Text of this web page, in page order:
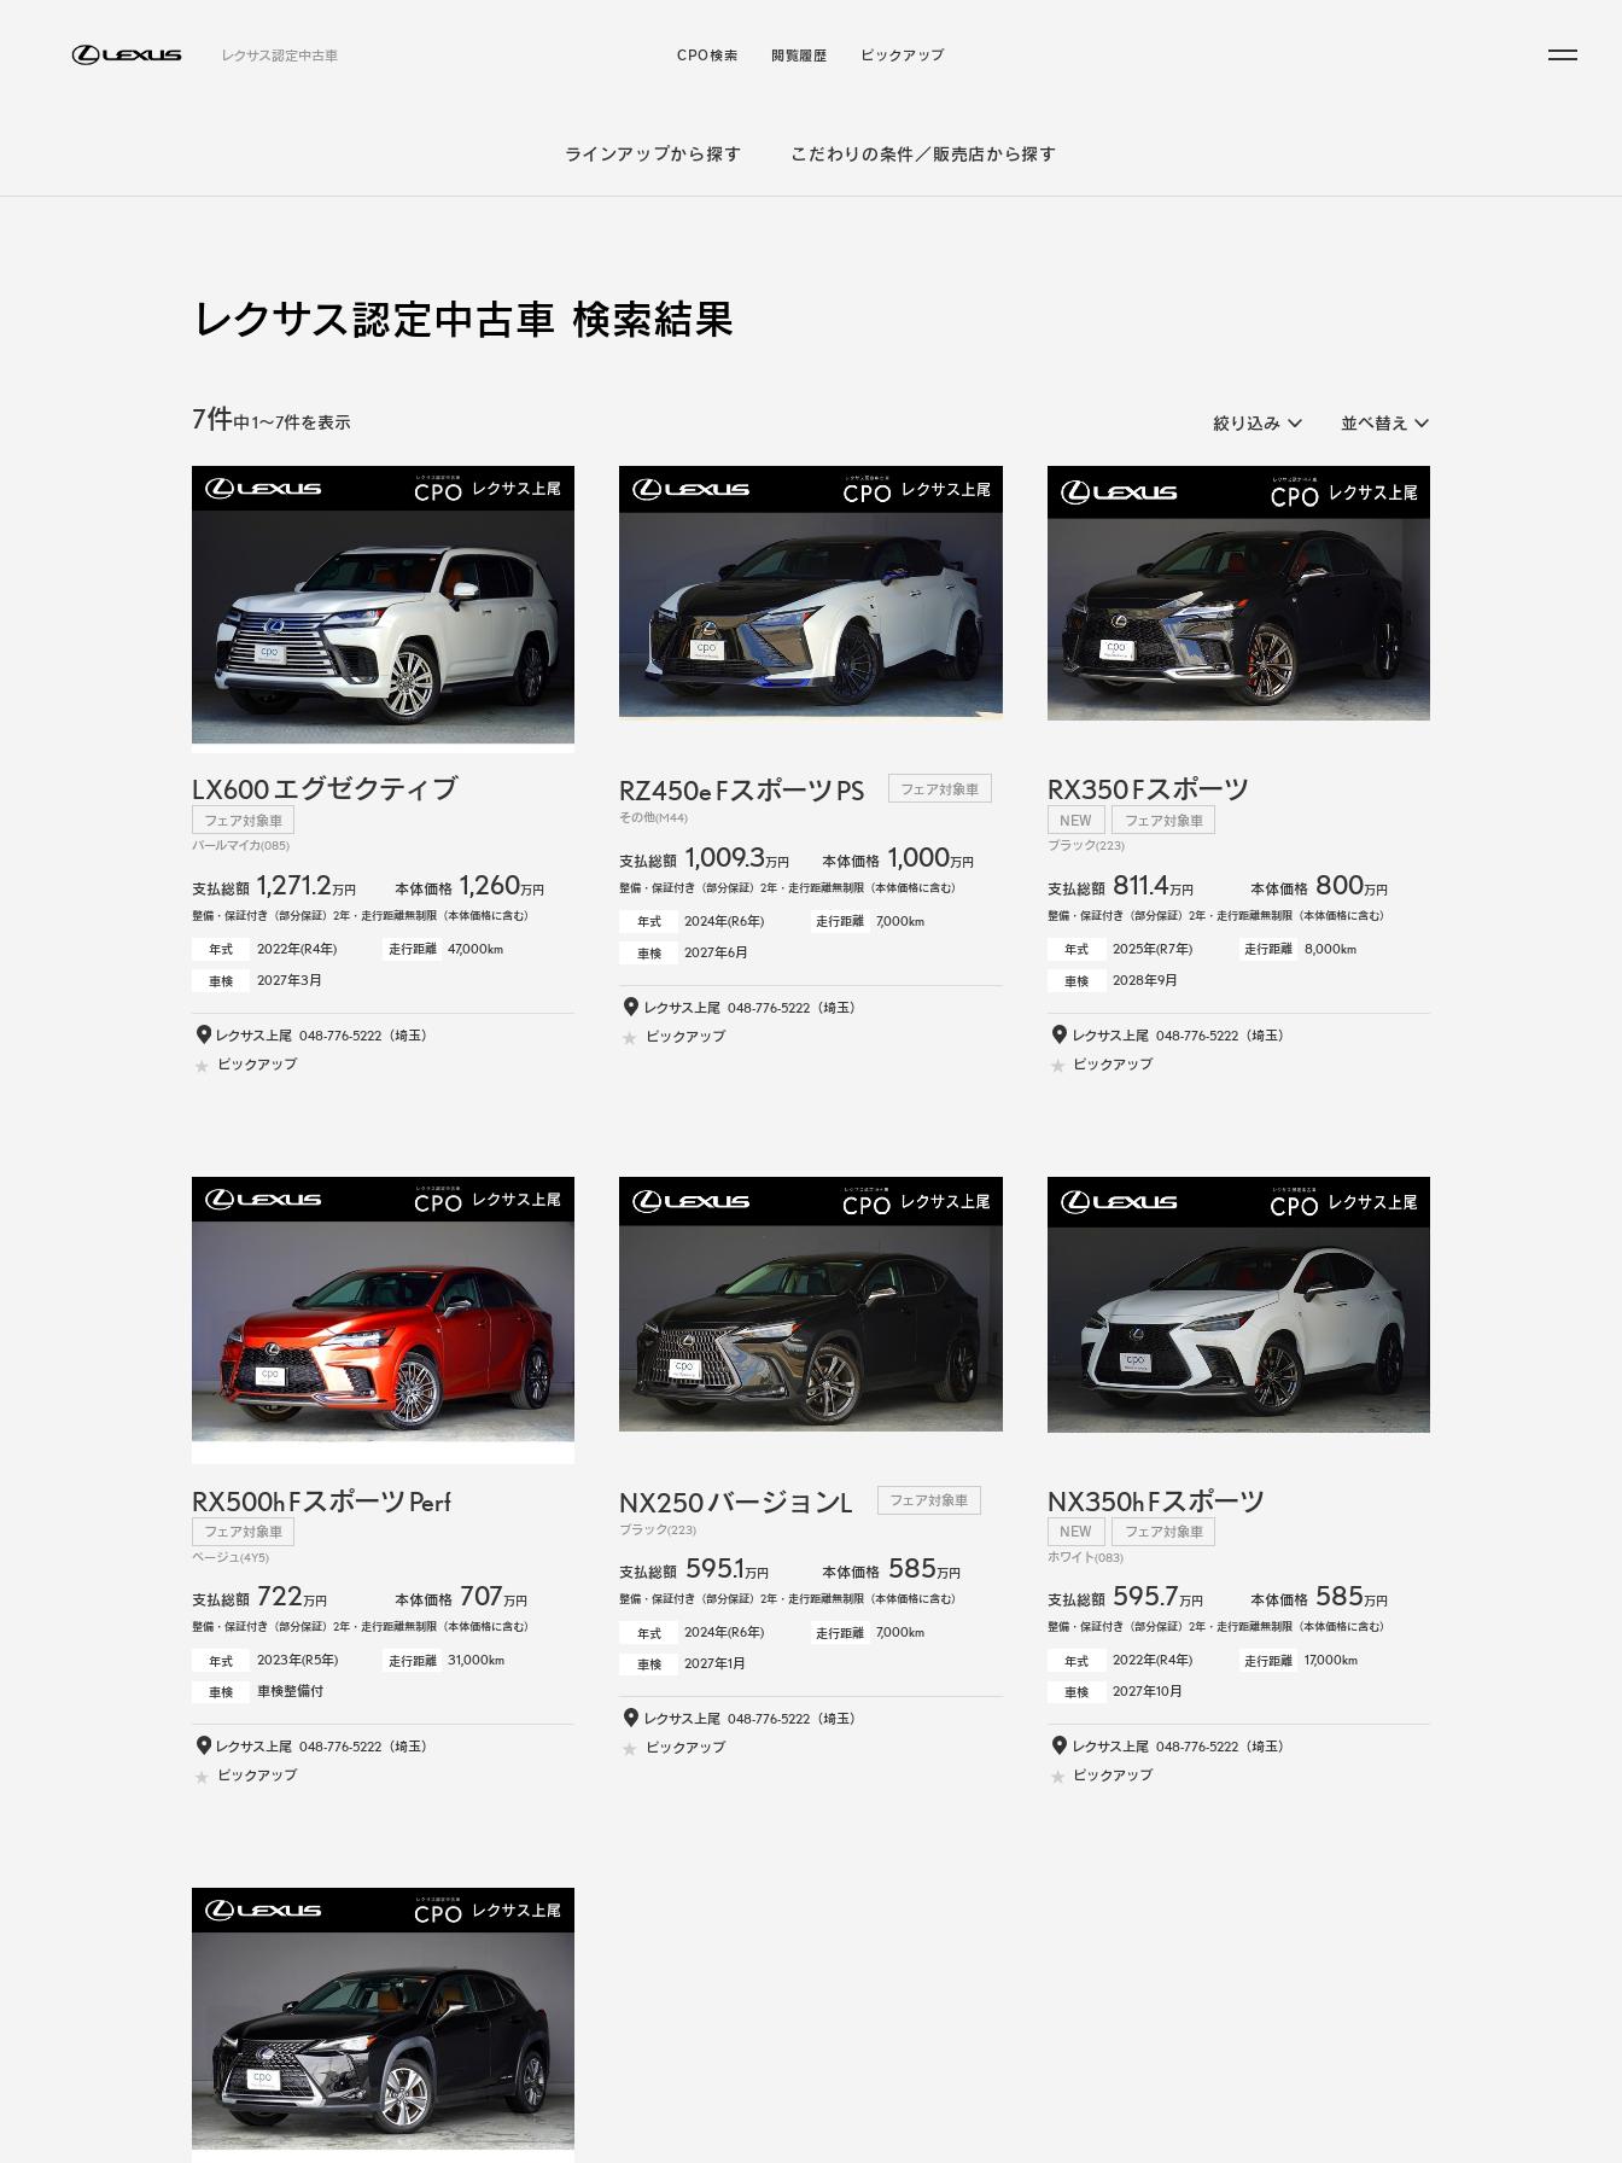
レクサス認定中古車 CPO検索 閲覧履歴 ピックアップ
ラインアップから探す こだわりの条件／販売店から探す
レクサス認定中古車 検索結果
7件中1～7件を表示 絞り込み 並べ替え
LX600 エグゼクティブ
フェア対象車
パールマイカ(085)
支払総額 1,271.2万円 本体価格 1,260万円
整備・保証付き（部分保証）2年・走行距離無制限（本体価格に含む）
年式 2022年(R4年) 走行距離 47,000km
車検 2027年3月
レクサス上尾 048-776-5222 （埼玉）
ピックアップ
RZ450e Fスポーツ PS フェア対象車
その他(M44)
支払総額 1,009.3万円 本体価格 1,000万円
整備・保証付き（部分保証）2年・走行距離無制限（本体価格に含む）
年式 2024年(R6年) 走行距離 7,000km
車検 2027年6月
レクサス上尾 048-776-5222（埼玉）
ピックアップ
RX350 Fスポーツ
NEW フェア対象車
ブラック(223)
支払総額 811.4万円 本体価格 800万円
整備・保証付き（部分保証）2年・走行距離無制限（本体価格に含む）
年式 2025年(R7年) 走行距離 8,000km
車検 2028年9月
レクサス上尾 048-776-5222（埼玉）
ピックアップ
RX500h Fスポーツ Perf
フェア対象車
ベージュ(4Y5)
支払総額 722万円 本体価格 707万円
整備・保証付き（部分保証）2年・走行距離無制限（本体価格に含む）
年式 2023年(R5年) 走行距離 31,000km
車検 車検整備付
レクサス上尾 048-776-5222 （埼玉）
ピックアップ
NX250 バージョンL フェア対象車
ブラック(223)
支払総額 595.1万円 本体価格 585万円
整備・保証付き（部分保証）2年・走行距離無制限（本体価格に含む）
年式 2024年(R6年) 走行距離 7,000km
車検 2027年1月
レクサス上尾 048-776-5222（埼玉）
ピックアップ
NX350h Fスポーツ
NEW フェア対象車
ホワイト(083)
支払総額 595.7万円 本体価格 585万円
整備・保証付き（部分保証）2年・走行距離無制限（本体価格に含む）
年式 2022年(R4年) 走行距離 17,000km
車検 2027年10月
レクサス上尾 048-776-5222（埼玉）
ピックアップ